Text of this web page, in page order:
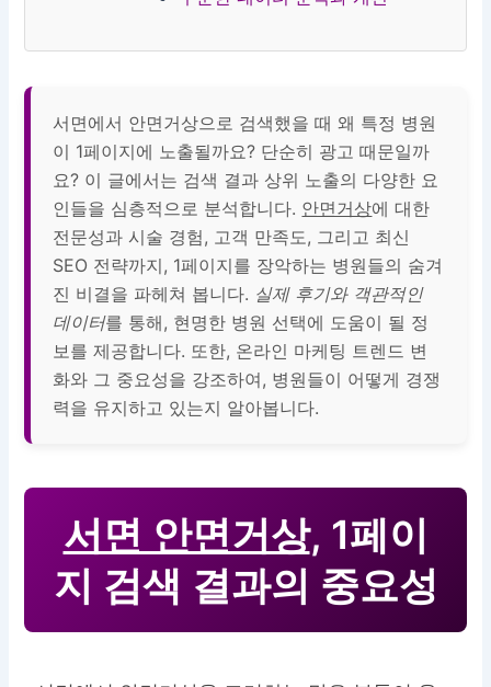
서면에서 안면거상으로 검색했을 때 왜 특정 병원
이 1페이지에 노출될까요? 단순히 광고 때문일까
요? 이 글에서는 검색 결과 상위 노출의 다양한 요
인들을 심층적으로 분석합니다. 안면거상에 대한
전문성과 시술 경험, 고객 만족도, 그리고 최신
SEO 전략까지, 1페이지를 장악하는 병원들의 숨겨
진 비결을 파헤쳐 봅니다. 실제 후기와 객관적인
데이터를 통해, 현명한 병원 선택에 도움이 될 정
보를 제공합니다. 또한, 온라인 마케팅 트렌드 변
화와 그 중요성을 강조하여, 병원들이 어떻게 경쟁
력을 유지하고 있는지 알아봅니다.
서면 안면거상, 1페이
지 검색 결과의 중요성